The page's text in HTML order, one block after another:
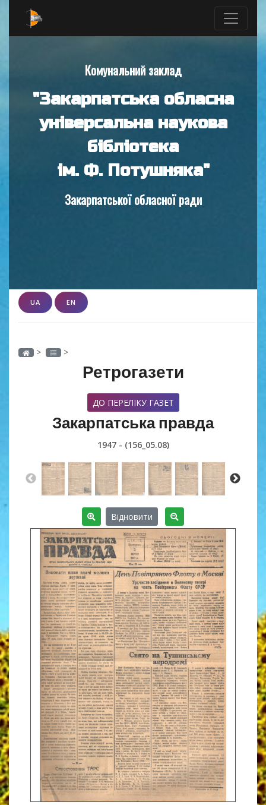
Комунальний заклад
"Закарпатська обласна
універсальна наукова
бібліотека
ім. Ф. Потушняка"
Закарпатської обласної ради
UA EN
> >
Ретрогазети
ДО ПЕРЕЛІКУ ГАЗЕТ
Закарпатська правда
1947 - (156_05.08)
Відновити